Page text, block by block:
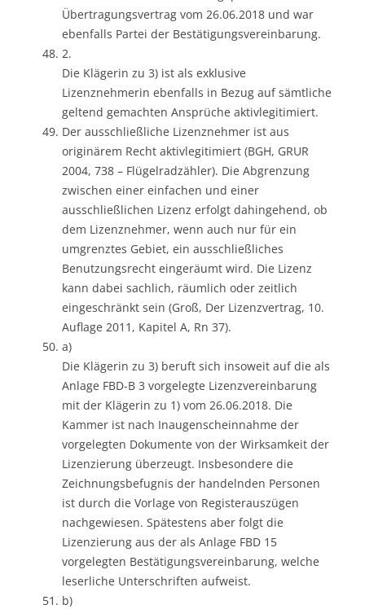
Übertragungsvertrag vom 26.06.2018 und war
ebenfalls Partei der Bestätigungsvereinbarung.
2.
Die Klägerin zu 3) ist als exklusive
Lizenznehmerin ebenfalls in Bezug auf sämtliche
geltend gemachten Ansprüche aktivlegitimiert.
Der ausschließliche Lizenznehmer ist aus
originärem Recht aktivlegitimiert (BGH, GRUR
2004, 738 – Flügelradzähler). Die Abgrenzung
zwischen einer einfachen und einer
ausschließlichen Lizenz erfolgt dahingehend, ob
dem Lizenznehmer, wenn auch nur für ein
umgrenztes Gebiet, ein ausschließliches
Benutzungsrecht eingeräumt wird. Die Lizenz
kann dabei sachlich, räumlich oder zeitlich
eingeschränkt sein (Groß, Der Lizenzvertrag, 10.
Auflage 2011, Kapitel A, Rn 37).
a)
Die Klägerin zu 3) beruft sich insoweit auf die als
Anlage FBD-B 3 vorgelegte Lizenzvereinbarung
mit der Klägerin zu 1) vom 26.06.2018. Die
Kammer ist nach Inaugenscheinnahme der
vorgelegten Dokumente von der Wirksamkeit der
Lizenzierung überzeugt. Insbesondere die
Zeichnungsbefugnis der handelnden Personen
ist durch die Vorlage von Registerauszügen
nachgewiesen. Spätestens aber folgt die
Lizenzierung aus der als Anlage FBD 15
vorgelegten Bestätigungsvereinbarung, welche
leserliche Unterschriften aufweist.
b)